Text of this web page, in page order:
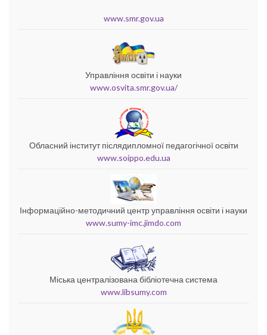
www.smr.gov.ua
Управління освіти і науки
www.osvita.smr.gov.ua/
Обласний інститут післядипломної педагогічної освіти
www.soippo.edu.ua
Інформаційно-методичний центр управління освіти і науки
www.sumy-imc.jimdo.com
Міська централізована бібліотечна система
www.libsumy.com